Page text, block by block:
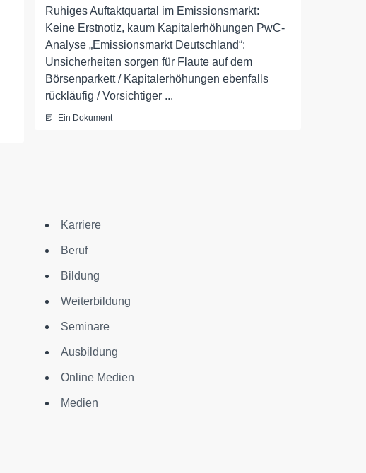
Ruhiges Auftaktquartal im Emissionsmarkt:
Keine Erstnotiz, kaum Kapitalerhöhungen PwC-
Analyse „Emissionsmarkt Deutschland“:
Unsicherheiten sorgen für Flaute auf dem
Börsenparkett / Kapitalerhöhungen ebenfalls
rückläufig / Vorsichtiger ...
Ein Dokument
Karriere
Beruf
Bildung
Weiterbildung
Seminare
Ausbildung
Online Medien
Medien